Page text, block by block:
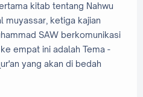
kitab tentang Nahwu
muyassar, ketiga kajian
SAW berkomunikasi
empat ini adalah Tema -
yang akan di bedah